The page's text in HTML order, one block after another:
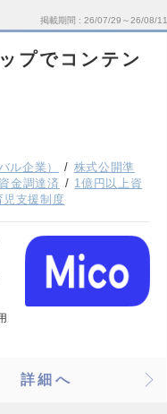
掲載期間 26/07/29～26/08/11
プでコンテン
ル企業）
株式公開準
金調達済
1億円以上資
児支援制度
詳細へ